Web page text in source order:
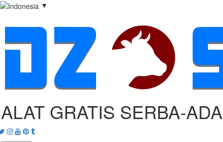
▼
ALAT GRATIS SERBA‑ADA
Twitter
Instagram
Youtube
Pinterest
tumblr